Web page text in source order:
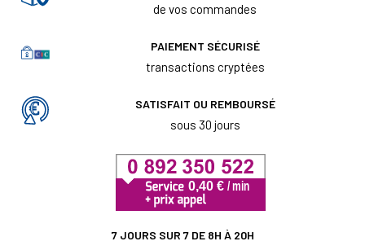
de vos commandes
PAIEMENT SÉCURISÉ
transactions cryptées
SATISFAIT OU REMBOURSÉ
sous 30 jours
7 JOURS SUR 7 DE 8H À 20H